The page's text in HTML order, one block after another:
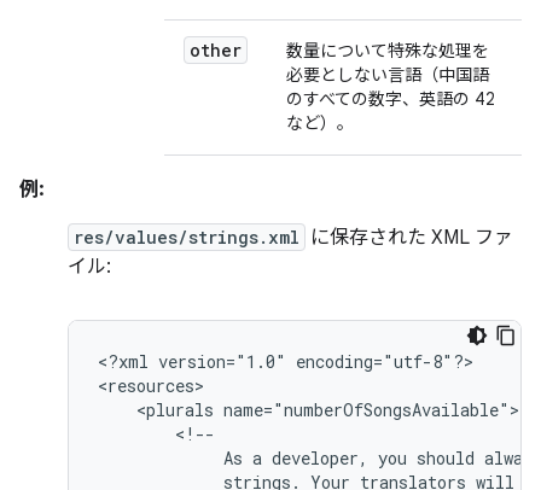
other
数量について特殊な処理を
必要としない言語（中国語
のすべての数字、英語の 42
など）。
例:
res/values/strings.xml
に保存された XML ファ
イル:
<?xml version="1.0"
encoding="utf-8"?>
<plurals
As a developer, you should always
strings.
Your translators will